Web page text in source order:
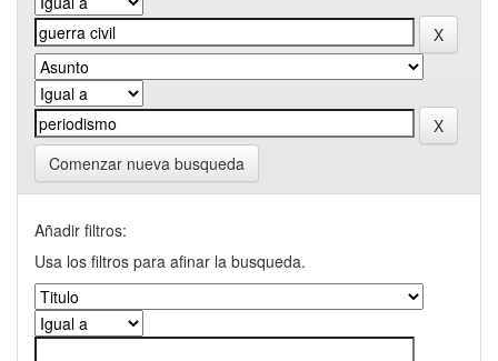
Comenzar nueva busqueda
Añadir filtros:
Usa los filtros para afinar la busqueda.